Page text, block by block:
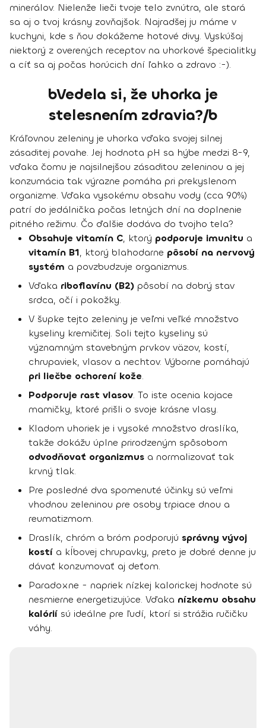
minerálov. Nielenže lieči tvoje telo zvnútra, ale stará
sa aj o tvoj krásny zovňajšok. Najradšej ju máme v
kuchyni, kde s ňou dokážeme hotové divy. Vyskúšaj
niektorý z overených receptov na uhorkové špecialitky
a cíť sa aj počas horúcich dní ľahko a zdravo :-).
bVedela si, že uhorka je
stelesnením zdravia?/b
Kráľovnou zeleniny je uhorka vďaka svojej silnej
zásaditej povahe. Jej hodnota pH sa hýbe medzi 8-9,
vďaka čomu je najsilnejšou zásaditou zeleninou a jej
konzumácia tak výrazne pomáha pri prekyslenom
organizme. Vďaka vysokému obsahu vody (cca 90%)
patrí do jedálnička počas letných dní na doplnenie
pitného režimu. Čo ďalšie dodáva do tvojho tela?
Obsahuje vitamín C, ktorý podporuje imunitu a
vitamín B1, ktorý blahodarne pôsobí na nervový
systém a povzbudzuje organizmus.
Vďaka riboflavínu (B2) pôsobí na dobrý stav
srdca, očí i pokožky.
V šupke tejto zeleniny je veľmi veľké množstvo
kyseliny kremičitej. Soli tejto kyseliny sú
významným stavebným prvkov väzov, kostí,
chrupaviek, vlasov a nechtov. Výborne pomáhajú
pri liečbe ochorení kože.
Podporuje rast vlasov. To iste ocenia kojace
mamičky, ktoré prišli o svoje krásne vlasy.
Kladom uhoriek je i vysoké množstvo draslíka,
takže dokážu úplne prirodzeným spôsobom
odvodňovať organizmus a normalizovať tak
krvný tlak.
Pre posledné dva spomenuté účinky sú veľmi
vhodnou zeleninou pre osoby trpiace dnou a
reumatizmom.
Draslík, chróm a bróm podporujú správny vývoj
kostí a kĺbovej chrupavky, preto je dobré denne ju
dávať konzumovať aj deťom.
Paradoxne - napriek nízkej kalorickej hodnote sú
nesmierne energetizujúce. Vďaka nízkemu obsahu
kalórií sú ideálne pre ľudí, ktorí si strážia ručičku
váhy.